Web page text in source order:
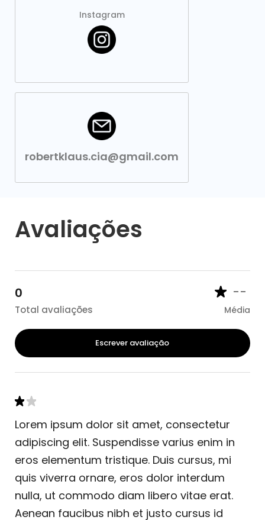
Instagram
robertklaus.cia@gmail.com
Avaliações
0
Total avaliações
--
Média
Escrever avaliação
Lorem ipsum dolor sit amet, consectetur
adipiscing elit. Suspendisse varius enim in
eros elementum tristique. Duis cursus, mi
quis viverra ornare, eros dolor interdum
nulla, ut commodo diam libero vitae erat.
Aenean faucibus nibh et justo cursus id